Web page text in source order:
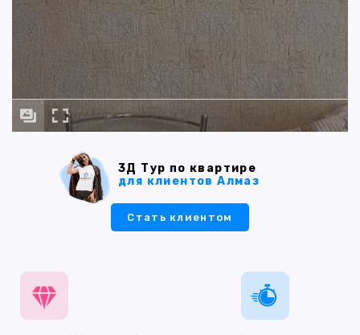
3Д Тур по квартире
для клиентов Алмаз
Стать клиентом